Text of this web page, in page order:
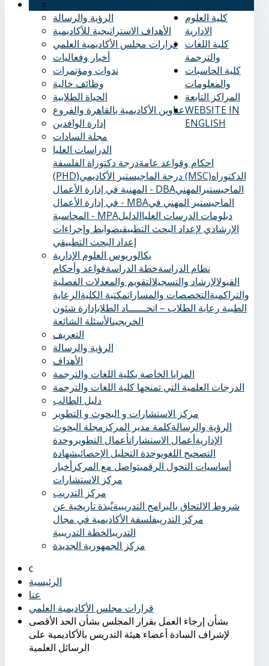
الرؤية والرسالة
الأهداف الاستراتيجية للأكاديمية
قرارات مجلس الأكاديمية العلمي
أخبار وفعاليات
ندوات ومؤتمرات
وظائف خالية
الحياة الطلابية
عناوين الأكاديمية بالقاهرة والفروع
إدارة الوافدين
كلية العلوم
الإدارية
مجلة السادات
الدراسات العليا
احكام وقواعد عامةدرجة دكتوراة الفلسفة
(PHD)
درجة الماجيستير الأكاديمي (MSC)الدكتوراه
المهنية في إدارة الأعمال - DBAالماجيستيرالمهني
في إدارة الأعمال - MBAالماجيستير المهني في
المحاسبة - MPA
دبلومات الدرسات العلياالدليل
الإرشادي لإعداد البحث التطبيقيضوابط وإجراءات
إعداد البحث التطبيقي
بكالوريوس العلوم الإدارية
نظام الدراسةخطة الدراسةقواعد وأحكام
القبولالإرشاد والتسجيلالتقويم والمعدلات الفصلية
والتراكميةالتخصصات والمساراتمكتبة الكليةالرعاية
الطبية ‏ رعاية الطلاب – اتحــــــاد الطلابإدارة شئون
الخريجينالأسئلة الشائعة
كلية اللغات
والترجمة
التعريف
الرؤية والرسالة
الأهداف
المزايا الخاصة بكلية اللغات والترجمة
الدرجات العلمية التي تمنحها كلية اللغات والترجمة
دليل الطالب
كلية الحاسبات
والمعلومات
المراكز التابعة
مركز الاستشارات و البحوث و التطوير
الرؤية والرسالةكلمة مدير المركز مجلة البحوث
الإداريةأعمال الاستشاراتأعمال التطوير وحدة
التصحيح اللغويوحدة التحليل الإحصائيشهادة
أساسيات التحول الرقميتواصل مع المركزأخبار
مركز الاستشارات
مركز التدريب
شروط الالتحاق بالبرامج التدريبيةنُبذة تاريخية عن
مركز التدريبفلسفة الأكاديمية في مجال
التدريبالخطة التدريبية
مركز الجمهورية الجديدة
WEBSITE IN
ENGLISH
الرئيسية
عنا
قرارات مجلس الأكاديمية العلمي
بشأن إرجاء العمل بقرار المجلس بشأن الحد الأقصى
لإشراف السادة أعضاء هيئة التدريس بالأكاديمية على
الرسائل العلمية